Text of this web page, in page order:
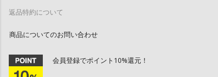
返品特約について
商品についてのお問い合わせ
会員登録でポイント10%還元！